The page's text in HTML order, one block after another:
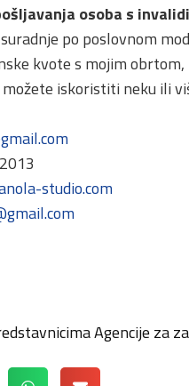
osoba s
po poslovnom
kvote s mojim
iskoristiti neku ili
studio.com